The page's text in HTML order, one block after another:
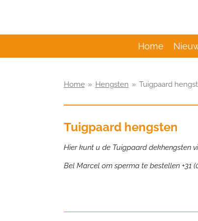
Home
Home » Hengsten » Tuigpaard
Tuigpaard hengsten
Hier kunt u de Tuigpaard dekhengsten
Bel Marcel om sperma te bestellen +31